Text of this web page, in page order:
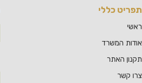
תפריט כללי
ראשי
אודות המשרד
תקנון האתר
צרו קשר